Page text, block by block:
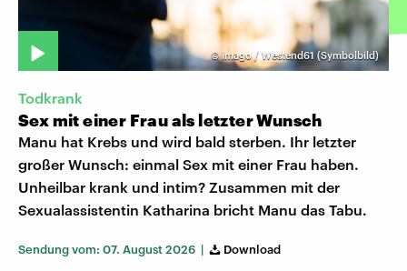
©imago / Westend61 (Symbolbild)
Todkrank
Sex mit einer Frau als letzter Wunsch
Manu hat Krebs und wird bald sterben. Ihr letzter
großer Wunsch: einmal Sex mit einer Frau haben.
Unheilbar krank und intim? Zusammen mit der
Sexualassistentin Katharina bricht Manu das Tabu.
Sendung vom: 07. August 2026 | Download